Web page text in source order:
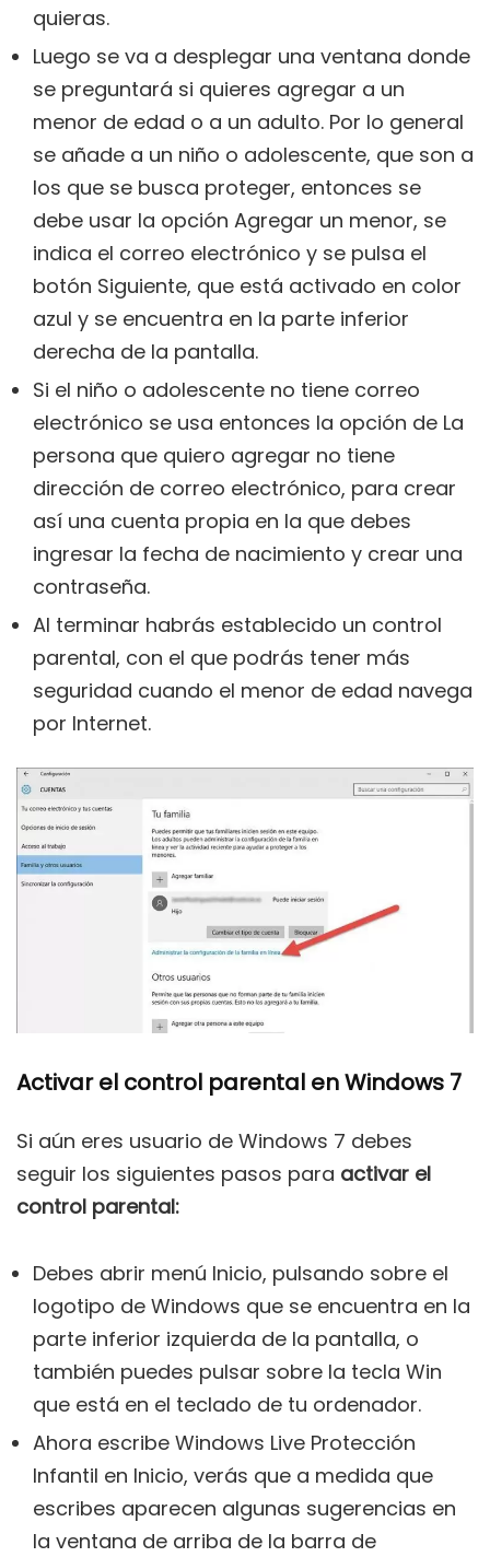
quieras.
Luego se va a desplegar una ventana donde
se preguntará si quieres agregar a un
menor de edad o a un adulto. Por lo general
se añade a un niño o adolescente, que son a
los que se busca proteger, entonces se
debe usar la opción Agregar un menor, se
indica el correo electrónico y se pulsa el
botón Siguiente, que está activado en color
azul y se encuentra en la parte inferior
derecha de la pantalla.
Si el niño o adolescente no tiene correo
electrónico se usa entonces la opción de La
persona que quiero agregar no tiene
dirección de correo electrónico, para crear
así una cuenta propia en la que debes
ingresar la fecha de nacimiento y crear una
contraseña.
Al terminar habrás establecido un control
parental, con el que podrás tener más
seguridad cuando el menor de edad navega
por Internet.
Activar el control parental en Windows 7
Si aún eres usuario de Windows 7 debes
seguir los siguientes pasos para activar el
control parental:
Debes abrir menú Inicio, pulsando sobre el
logotipo de Windows que se encuentra en la
parte inferior izquierda de la pantalla, o
también puedes pulsar sobre la tecla Win
que está en el teclado de tu ordenador.
Ahora escribe Windows Live Protección
Infantil en Inicio, verás que a medida que
escribes aparecen algunas sugerencias en
la ventana de arriba de la barra de